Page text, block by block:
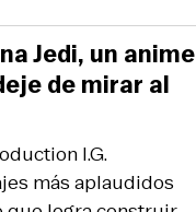
I.G.
más aplaudidos
Jedi, un anime
de mirar al